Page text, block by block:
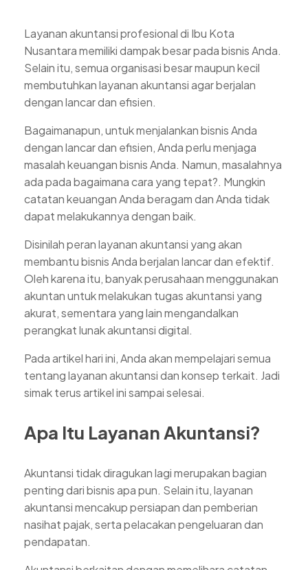
Layanan akuntansi profesional di Ibu Kota
Nusantara memiliki dampak besar pada bisnis Anda.
Selain itu, semua organisasi besar maupun kecil
membutuhkan layanan akuntansi agar berjalan
dengan lancar dan efisien.
Bagaimanapun, untuk menjalankan bisnis Anda
dengan lancar dan efisien, Anda perlu menjaga
masalah keuangan bisnis Anda. Namun, masalahnya
ada pada bagaimana cara yang tepat?. Mungkin
catatan keuangan Anda beragam dan Anda tidak
dapat melakukannya dengan baik.
Disinilah peran layanan akuntansi yang akan
membantu bisnis Anda berjalan lancar dan efektif.
Oleh karena itu, banyak perusahaan menggunakan
akuntan untuk melakukan tugas akuntansi yang
akurat, sementara yang lain mengandalkan
perangkat lunak akuntansi digital.
Pada artikel hari ini, Anda akan mempelajari semua
tentang layanan akuntansi dan konsep terkait. Jadi
simak terus artikel ini sampai selesai.
Apa Itu Layanan Akuntansi?
Akuntansi tidak diragukan lagi merupakan bagian
penting dari bisnis apa pun. Selain itu, layanan
akuntansi mencakup persiapan dan pemberian
nasihat pajak, serta pelacakan pengeluaran dan
pendapatan.